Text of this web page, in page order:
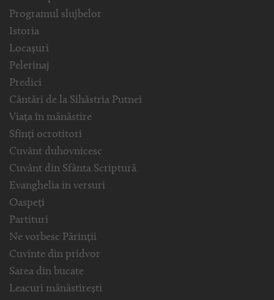
Programul slujbelor
Istoria
Locașuri
Pelerinaj
Predici
Cântări de la Sihăstria Putnei
Viața în mănăstire
Sfinți ocrotitori
Cuvânt duhovnicesc
Cuvânt din Sfânta Scriptură
Evanghelia in versuri
Oaspeți
Partituri
Ne vorbesc Părinții
Cuvinte din pridvor
Sarea din bucate
Leacuri mănăstirești